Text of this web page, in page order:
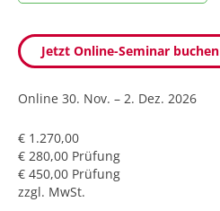
Jetzt Online-Seminar buchen
Online 30. Nov. – 2. Dez. 2026
€ 1.270,00
€ 280,00 Prüfung
€ 450,00 Prüfung
zzgl. MwSt.